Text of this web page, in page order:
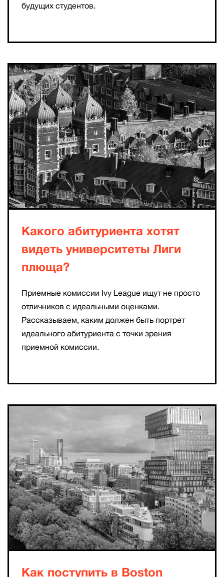
будущих студентов.
Какого абитуриента хотят
видеть университеты Лиги
плюща?
Приемные комиссии Ivy League ищут не просто
отличников с идеальными оценками.
Рассказываем, каким должен быть портрет
идеального абитуриента с точки зрения
приемной комиссии.
Как поступить в Boston